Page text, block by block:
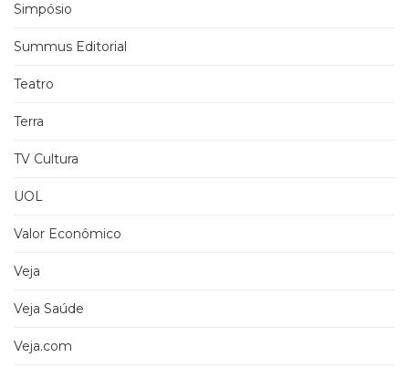
Simpósio
Summus Editorial
Teatro
Terra
TV Cultura
UOL
Valor Econômico
Veja
Veja Saúde
Veja.com